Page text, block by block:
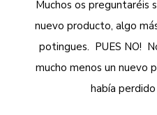
Muchos os preguntaréis
nuevo producto, algo
potingues. PUES NO!
mucho menos un nuevo
había